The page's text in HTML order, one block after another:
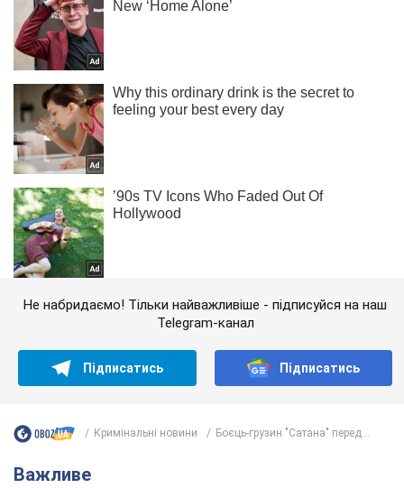
Не набридаємо! Тільки найважливіше - підписуйся на наш
Telegram-канал
Підписатись Підписатись
Кримінальні новини Боєць-грузин "Сатана" перед...
Важливе